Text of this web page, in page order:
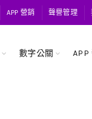
APP 營銷 聲譽管理
數字公關 APP